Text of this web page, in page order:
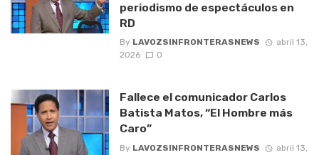
periodismo de espectáculos en
RD
By LAVOZSINFRONTERASNEWS
abril 13,
2026
0
Fallece el comunicador Carlos
Batista Matos, “El Hombre más
Caro”
By LAVOZSINFRONTERASNEWS abril 13,